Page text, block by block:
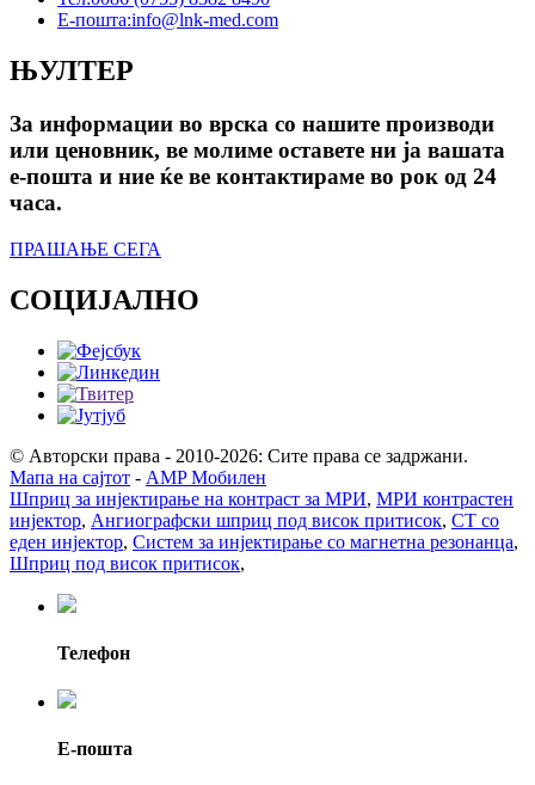
Е-пошта:info@lnk-med.com
ЊУЛТЕР
За информации во врска со нашите производи
или ценовник, ве молиме оставете ни ја вашата
е-пошта и ние ќе ве контактираме во рок од 24
часа.
ПРАШАЊЕ СЕГА
СОЦИЈАЛНО
© Авторски права - 2010-2026: Сите права се задржани.
Мапа на сајтот - AMP Мобилен
Шприц за инјектирање на контраст за МРИ, МРИ контрастен
инјектор, Ангиографски шприц под висок притисок, CT со
еден инјектор, Систем за инјектирање со магнетна резонанца,
Шприц под висок притисок,
Телефон
Е-пошта